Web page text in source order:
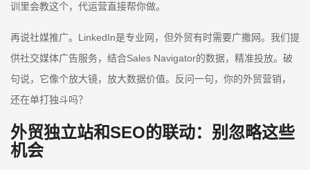
训里会教这个，代运营直接帮你做。
再说社媒推广。LinkedIn是专业网，但外贸有时需要广撒网。我们提
供社交媒体广告服务，结合Sales Navigator的数据，精准投放。破
句说，它像个放大镜，放大数据价值。反问一句，你的外贸营销，
还在单打独斗吗？
外贸独立站和SEO的联动：别忽略这些
机会